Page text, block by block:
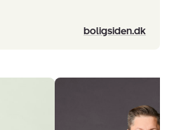
boligsiden.dk